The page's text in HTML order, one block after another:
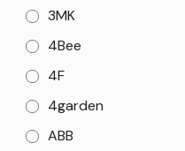
3MK
4Bee
4F
4garden
ABB